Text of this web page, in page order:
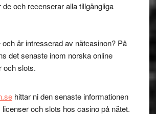
och recenserar alla tillgängliga
är intresserad av nätcasinon? På
det senaste inom norska online
och slots.
hittar ni den senaste informationen
och slots hos casino på nätet.